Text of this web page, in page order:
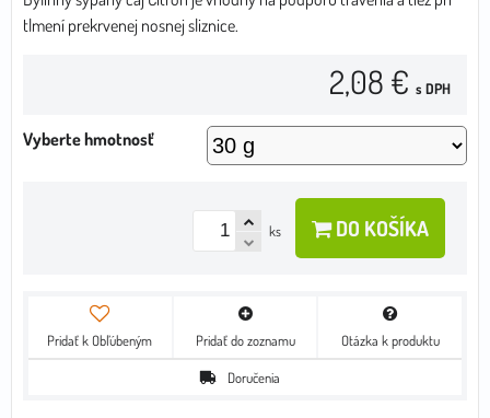
tlmení prekrvenej nosnej sliznice.
2,08 € s DPH
Vyberte hmotnosť
ks DO KOŠÍKA
Pridať k Obľúbeným Pridať do zoznamu Otázka k produktu
Doručenia